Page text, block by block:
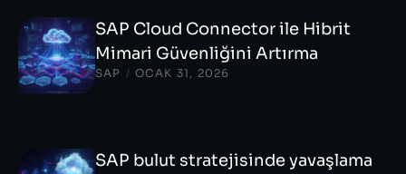
SAP Cloud Connector ile Hibrit
Mimari Güvenliğini Artırma
SAP / OCAK 31, 2026
SAP bulut stratejisinde yavaşlama